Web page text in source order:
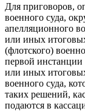
Для приговоров,
военного суда,
апелляционного
или иных
(флотского)
первой инстанции
или иных
военного суда,
таких решений,
подаются в